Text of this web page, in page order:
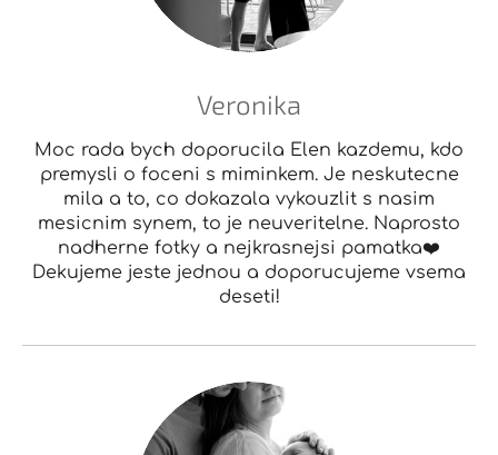
Veronika
Moc rada bych doporucila Elen kazdemu, kdo
premysli o foceni s miminkem. Je neskutecne
mila a to, co dokazala vykouzlit s nasim
mesicnim synem, to je neuveritelne. Naprosto
nadherne fotky a nejkrasnejsi pamatka❤️
Dekujeme jeste jednou a doporucujeme vsema
deseti!